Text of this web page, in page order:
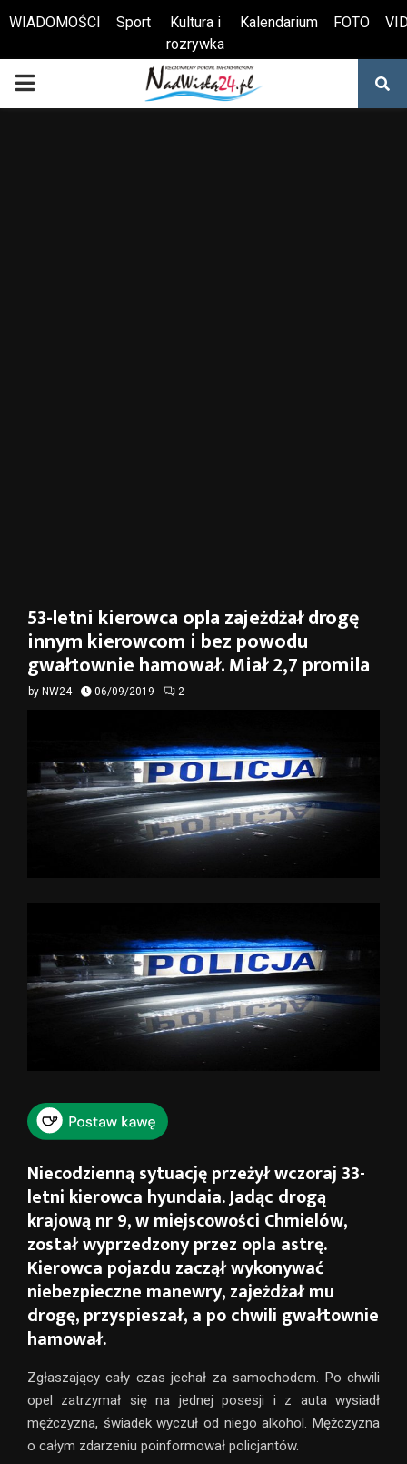
Otwórz pasek narzędzi
WIADOMOŚCI Sport
Kultura i
rozrywka
Kalendarium FOTO
PRIMARY
53-letni kierowca opla zajeżdżał drogę
innym kierowcom i bez powodu
gwałtownie hamował. Miał 2,7 promila
by NW24 06/09/2019 2
Niecodzienną sytuację przeżył wczoraj 33-
letni kierowca hyundaia. Jadąc drogą
krajową nr 9, w miejscowości Chmielów,
został wyprzedzony przez opla astrę.
Kierowca pojazdu zaczął wykonywać
niebezpieczne manewry, zajeżdżał mu
drogę, przyspieszał, a po chwili gwałtownie
hamował.
Zgłaszający cały czas jechał za samochodem. Po chwili
opel zatrzymał się na jednej posesji i z auta wysiadł
mężczyzna, świadek wyczuł od niego alkohol. Mężczyzna
o całym zdarzeniu poinformował policjantów.